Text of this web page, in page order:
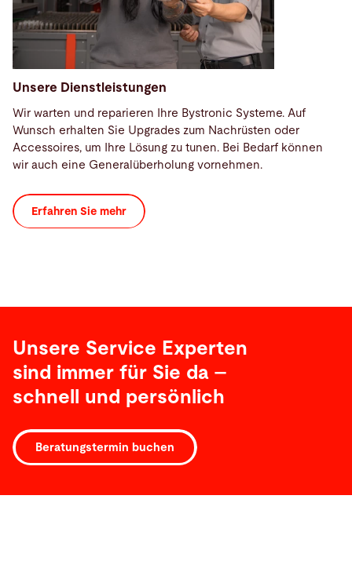
Unsere Dienstleistungen
Wir warten und reparieren Ihre Bystronic Systeme. Auf
Wunsch erhalten Sie Upgrades zum Nachrüsten oder
Accessoires, um Ihre Lösung zu tunen. Bei Bedarf können
wir auch eine Generalüberholung vornehmen.
Erfahren Sie mehr
Unsere Service Experten
sind immer für Sie da –
schnell und persönlich
Beratungstermin buchen